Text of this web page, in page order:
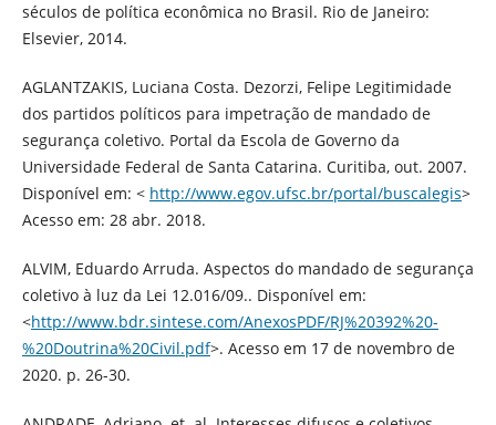
séculos de política econômica no Brasil. Rio de Janeiro:
Elsevier, 2014.
AGLANTZAKIS, Luciana Costa. Dezorzi, Felipe Legitimidade
dos partidos políticos para impetração de mandado de
segurança coletivo. Portal da Escola de Governo da
Universidade Federal de Santa Catarina. Curitiba, out. 2007.
Disponível em: < http://www.egov.ufsc.br/portal/buscalegis>
Acesso em: 28 abr. 2018.
ALVIM, Eduardo Arruda. Aspectos do mandado de segurança
coletivo à luz da Lei 12.016/09.. Disponível em:
<http://www.bdr.sintese.com/AnexosPDF/RJ%20392%20-
%20Doutrina%20Civil.pdf>. Acesso em 17 de novembro de
2020. p. 26-30.